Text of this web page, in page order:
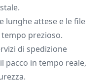
lunghe attese e le file
prezioso.
di spedizione
pacco in tempo reale,